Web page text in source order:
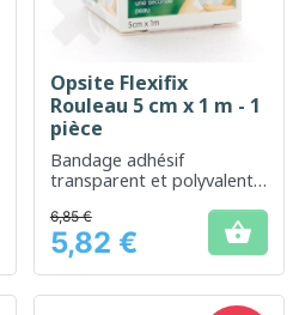
Opsite Flexifix
Rouleau 5 cm x 1 m - 1
pièce
Bandage adhésif
transparent et polyvalent
optimale des plaies
Prix
6,85 €
5,82 € 